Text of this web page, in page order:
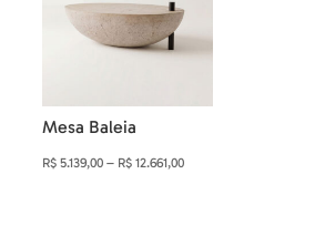
Mesa Baleia
R$5.139,00 – R$12.661,00Faixa